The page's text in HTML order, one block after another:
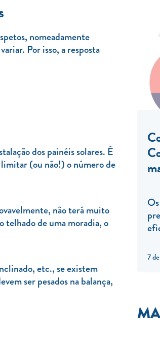
nomeadamente
Por isso, a resposta
dos painéis solares. É
(ou não!) o número de
não terá muito
telhado de uma moradia, o
etc., se existem
ser pesados na balança,
7